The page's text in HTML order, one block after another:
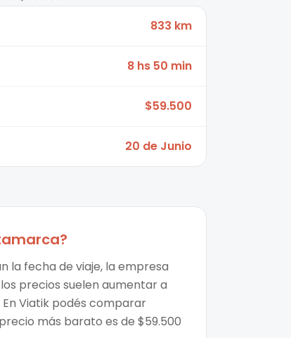
833 km
8 hs 50 min
$59.500
20 de Junio
?
la fecha de viaje, la empresa
precios suelen aumentar a
Viatik podés comparar
más barato es de $59.500